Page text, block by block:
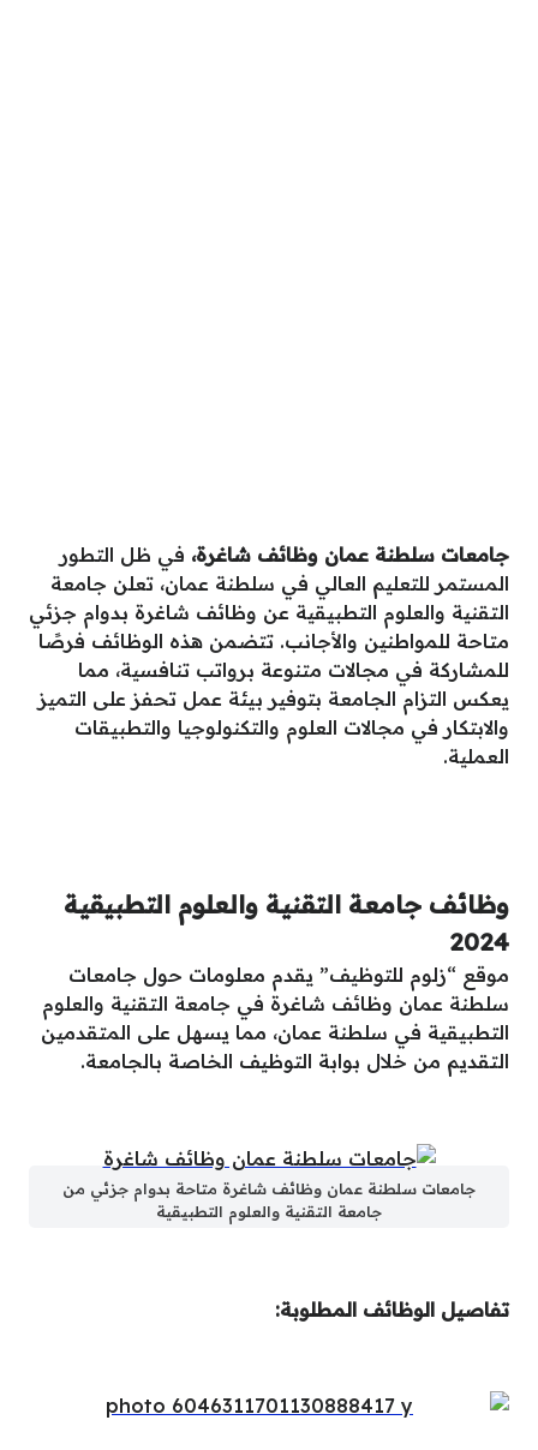
جامعات سلطنة عمان وظائف شاغرة، في ظل التطور
المستمر للتعليم العالي في سلطنة عمان، تعلن جامعة
التقنية والعلوم التطبيقية عن وظائف شاغرة بدوام جزئي
متاحة للمواطنين والأجانب. تتضمن هذه الوظائف فرصًا
للمشاركة في مجالات متنوعة برواتب تنافسية، مما
يعكس التزام الجامعة بتوفير بيئة عمل تحفز على التميز
والابتكار في مجالات العلوم والتكنولوجيا والتطبيقات
العملية.
وظائف جامعة التقنية والعلوم التطبيقية
2024
موقع “زلوم للتوظيف” يقدم معلومات حول جامعات
سلطنة عمان وظائف شاغرة في جامعة التقنية والعلوم
التطبيقية في سلطنة عمان، مما يسهل على المتقدمين
التقديم من خلال بوابة التوظيف الخاصة بالجامعة.
جامعات سلطنة عمان وظائف شاغرة متاحة بدوام جزئي من
جامعة التقنية والعلوم التطبيقية
تفاصيل الوظائف المطلوبة: